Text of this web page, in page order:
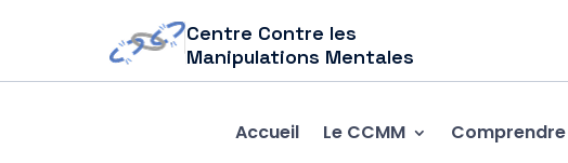
Centre Contre les
Manipulations Mentales
Accueil Le CCMM